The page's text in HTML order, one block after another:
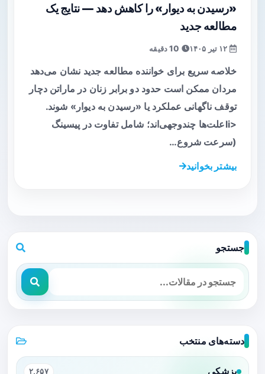
«رسیدن به دیوار» را کاهش دهد — نتایج یک
مطالعه جدید
خلاصه سریع برای خواننده مطالعه جدید نشان می‌دهد
مردان ممکن است حدود دو برابر زنان در ماراتن دچار
توقف ناگهانی عملکرد یا «رسیدن به دیوار» شوند.
<liعلت‌ها چندوجهی‌اند؛ شامل تفاوت در پیسینگ
(سرعت شروع…
بیشتر بخوانید
جستجو
دسته‌های منتخب
پزشکی ۲,۶۵۷